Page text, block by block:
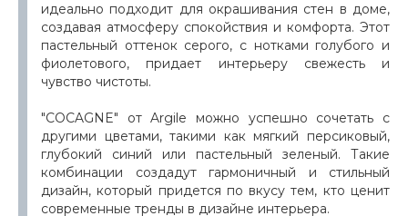
идеально подходит для окрашивания стен в доме,
создавая атмосферу спокойствия и комфорта. Этот
пастельный оттенок серого, с нотками голубого и
фиолетового, придает интерьеру свежесть и
чувство чистоты.
"COCAGNE" от Argile можно успешно сочетать с
другими цветами, такими как мягкий персиковый,
глубокий синий или пастельный зеленый. Такие
комбинации создадут гармоничный и стильный
дизайн, который придется по вкусу тем, кто ценит
современные тренды в дизайне интерьера.